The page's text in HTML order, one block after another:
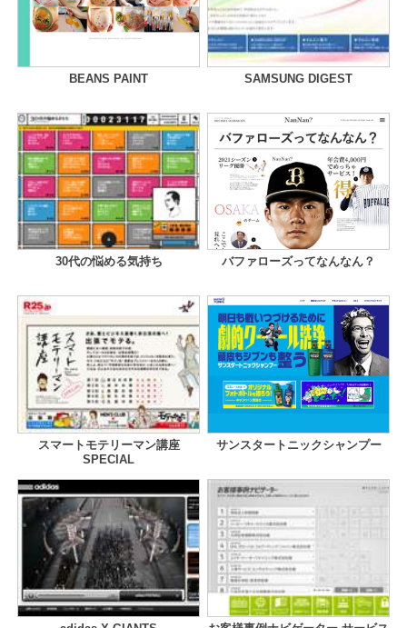
BEANS PAINT SAMSUNG DIGEST
30代の悩める気持ち バファローズってなんなん？
スマートモテリーマン講座
SPECIAL
サンスタートニックシャンプー